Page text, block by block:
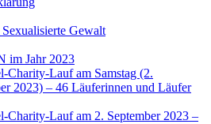
Gewalt
im Jahr 2023
Charity-Lauf am Samstag (2.
2023) – 46 Läuferinnen und Läufer
Charity-Lauf am 2. September 2023 –